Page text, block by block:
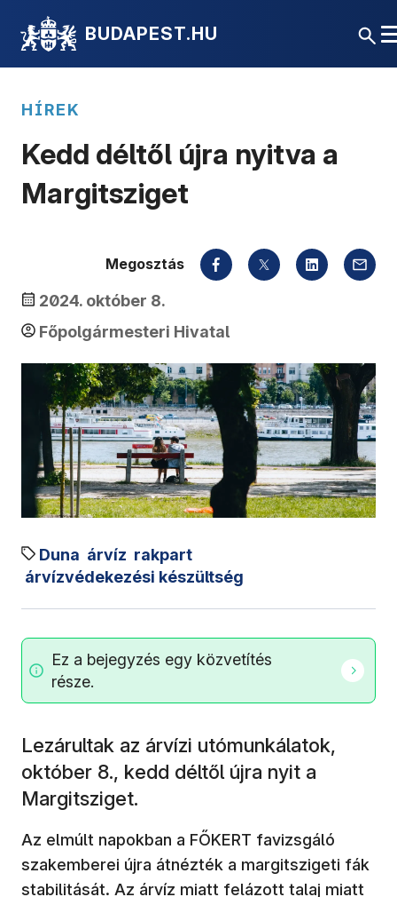
BUDAPEST.HU
HÍREK
Kedd déltől újra nyitva a
Margitsziget
2024. október 8.
Főpolgármesteri Hivatal
Duna árvíz rakpart
árvízvédekezési készültség
Megosztás
Ez a bejegyzés egy közvetítés
része.
Lezárultak az árvízi utómunkálatok,
október 8., kedd déltől újra nyit a
Margitsziget.
Az elmúlt napokban a FŐKERT favizsgáló
szakemberei újra átnézték a margitszigeti fák
stabilitását. Az árvíz miatt felázott talaj miatt